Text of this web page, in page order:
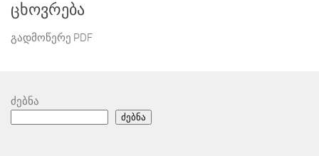
ცხოვრება
გადმოწერე PDF
ძებნა
ძებნა